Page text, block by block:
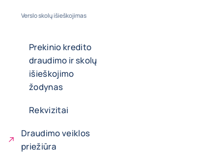
Verslo skolų išieškojimas
Prekinio kredito
draudimo ir skolų
išieškojimo
žodynas
Rekvizitai
Draudimo veiklos
priežiūra